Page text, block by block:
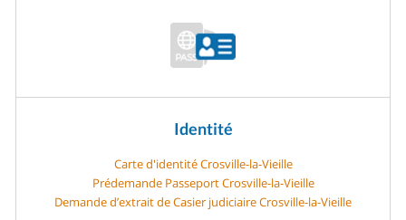
Identité
Carte d'identité Crosville-la-Vieille
Prédemande Passeport Crosville-la-Vieille
Demande d’extrait de Casier judiciaire Crosville-la-Vieille